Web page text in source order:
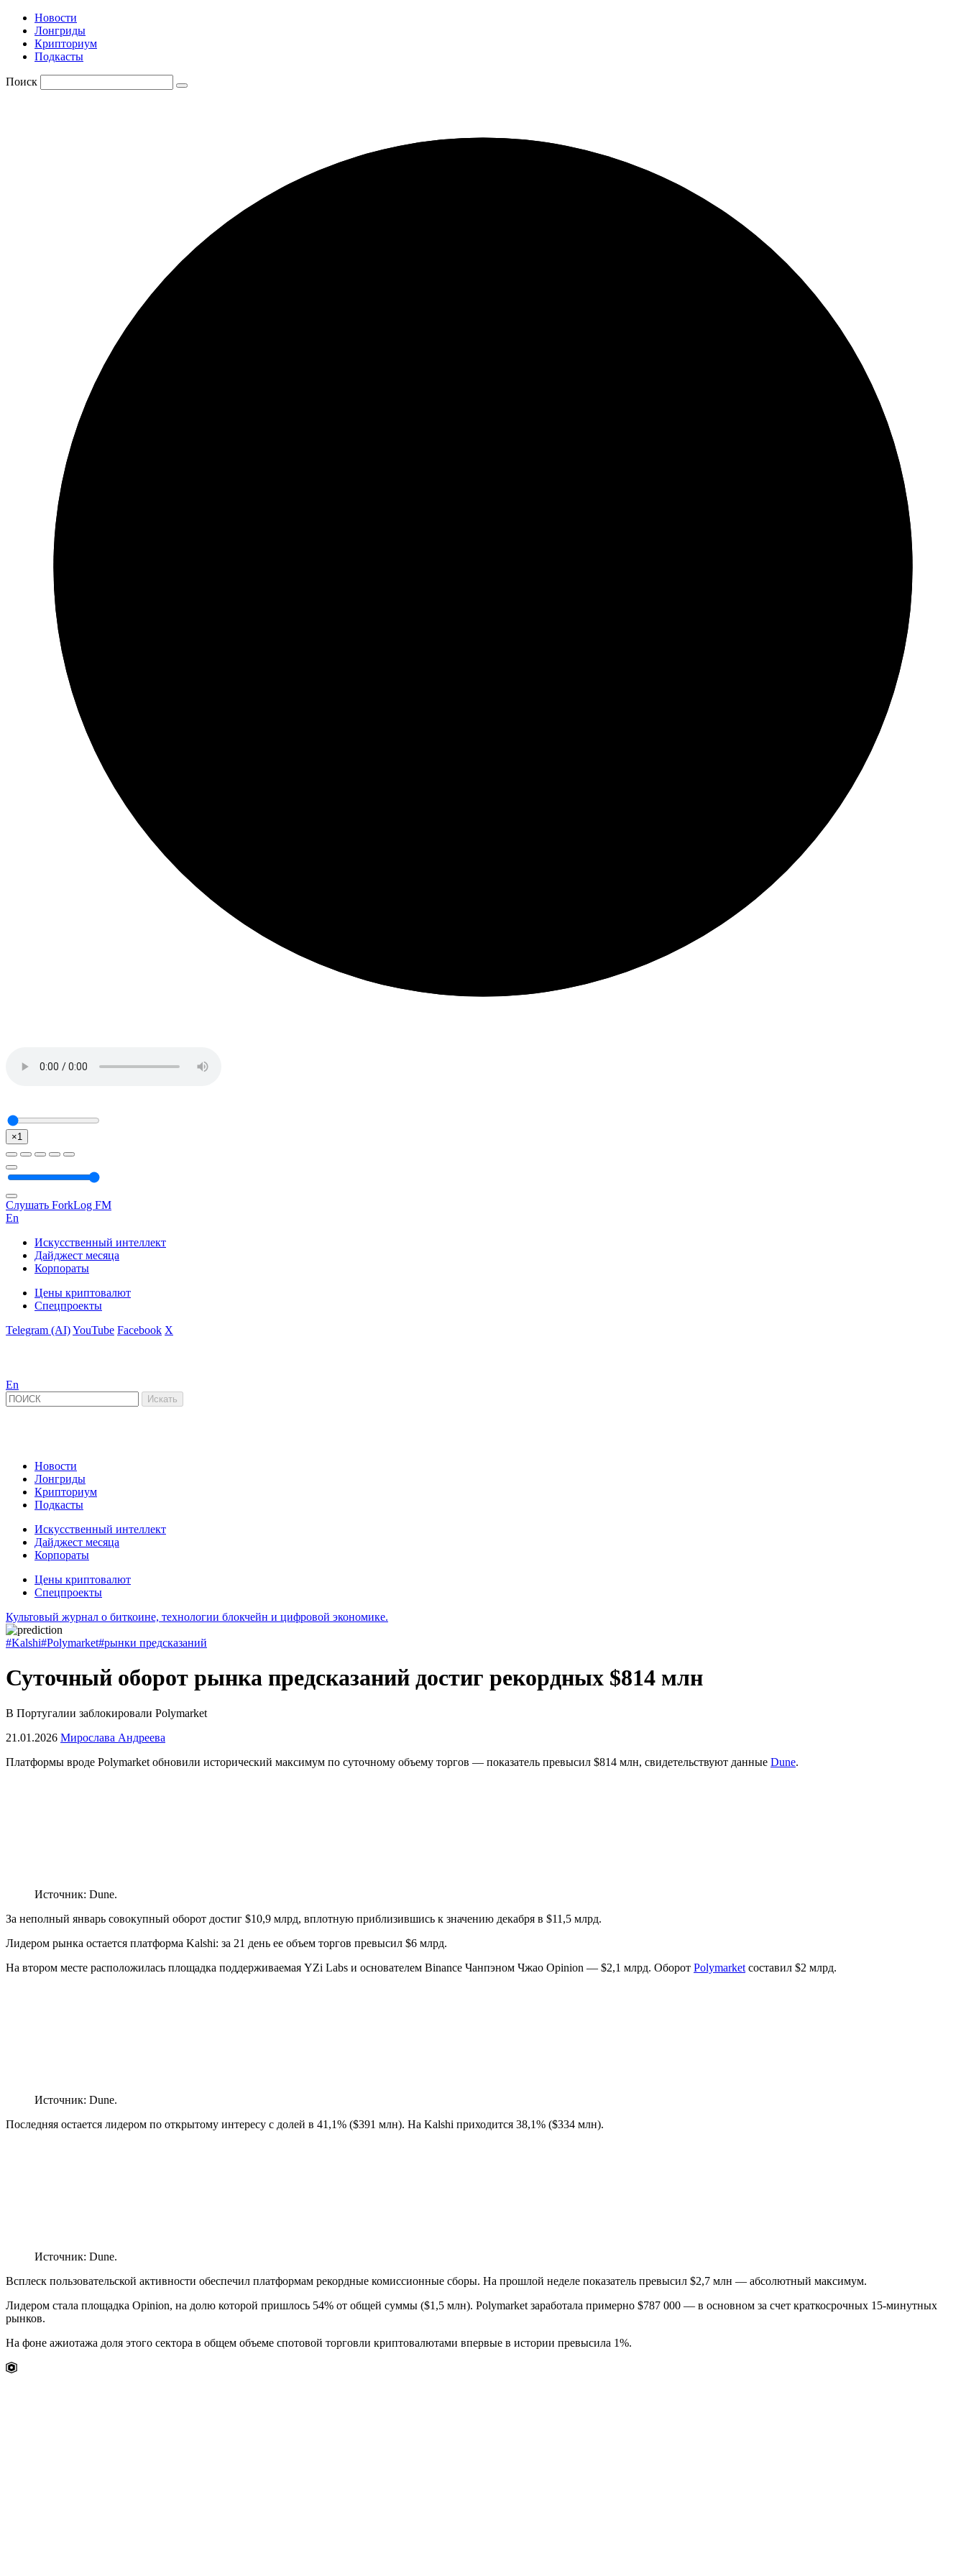
Новости
Лонгриды
Крипториум
Подкасты
Поиск
×1
Слушать ForkLog FM
En
Искусственный интеллект
Дайджест месяца
Корпораты
Цены криптовалют
Спецпроекты
Telegram (AI)YouTube Facebook X
En
Новости
Лонгриды
Крипториум
Подкасты
Искусственный интеллект
Дайджест месяца
Корпораты
Цены криптовалют
Спецпроекты
Культовый журнал о биткоине, технологии блокчейн и цифровой экономике.
#Kalshi#Polymarket#рынки предсказаний
Суточный оборот рынка предсказаний достиг рекордных $814 млн
В Португалии заблокировали Polymarket
21.01.2026 Мирослава Андреева
Платформы вроде Polymarket обновили исторический максимум по суточному объему торгов — показатель превысил $814 млн, свидетельствуют данные Dune.
Источник: Dune.
За неполный январь совокупный оборот достиг $10,9 млрд, вплотную приблизившись к значению декабря в $11,5 млрд.
Лидером рынка остается платформа Kalshi: за 21 день ее объем торгов превысил $6 млрд.
На втором месте расположилась площадка поддерживаемая YZi Labs и основателем Binance Чанпэном Чжао Opinion — $2,1 млрд. Оборот Polymarket составил $2 млрд.
Источник: Dune.
Последняя остается лидером по открытому интересу с долей в 41,1% ($391 млн). На Kalshi приходится 38,1% ($334 млн).
Источник: Dune.
Всплеск пользовательской активности обеспечил платформам рекордные комиссионные сборы. На прошлой неделе показатель превысил $2,7 млн — абсолютный максимум.
Лидером стала площадка Opinion, на долю которой пришлось 54% от общей суммы ($1,5 млн). Polymarket заработала примерно $787 000 — в основном за счет краткосрочных 15-минутных
рынков.
На фоне ажиотажа доля этого сектора в общем объеме спотовой торговли криптовалютами впервые в истории превысила 1%.